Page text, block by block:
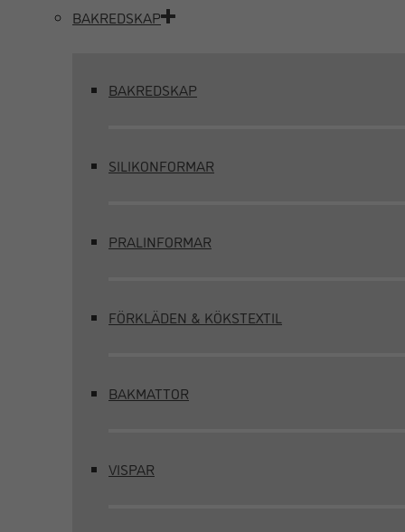
BAKREDSKAP
BAKREDSKAP
SILIKONFORMAR
PRALINFORMAR
FÖRKLÄDEN & KÖKSTEXTIL
BAKMATTOR
VISPAR